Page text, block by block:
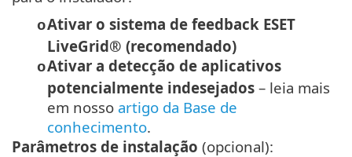
oAtivar o sistema de feedback ESET
LiveGrid® (recomendado)
oAtivar a detecção de aplicativos
potencialmente indesejados – leia mais
em nosso artigo da Base de
conhecimento.
Parâmetros de instalação (opcional):